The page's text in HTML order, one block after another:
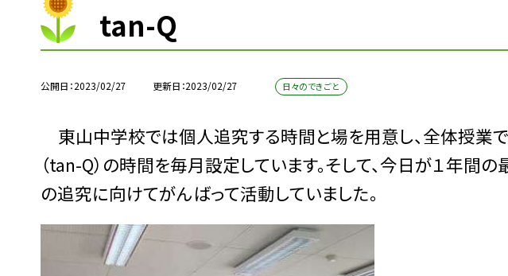
tan-Q
公開日 2023/02/27 更新日 2023/02/27 日々のできごと
東山中学校では個人追究する時間と場を用意し、全体授業
（tan-Q）の時間を毎月設定しています。そして、今日が１年間
の追究に向けてがんばって活動していました。